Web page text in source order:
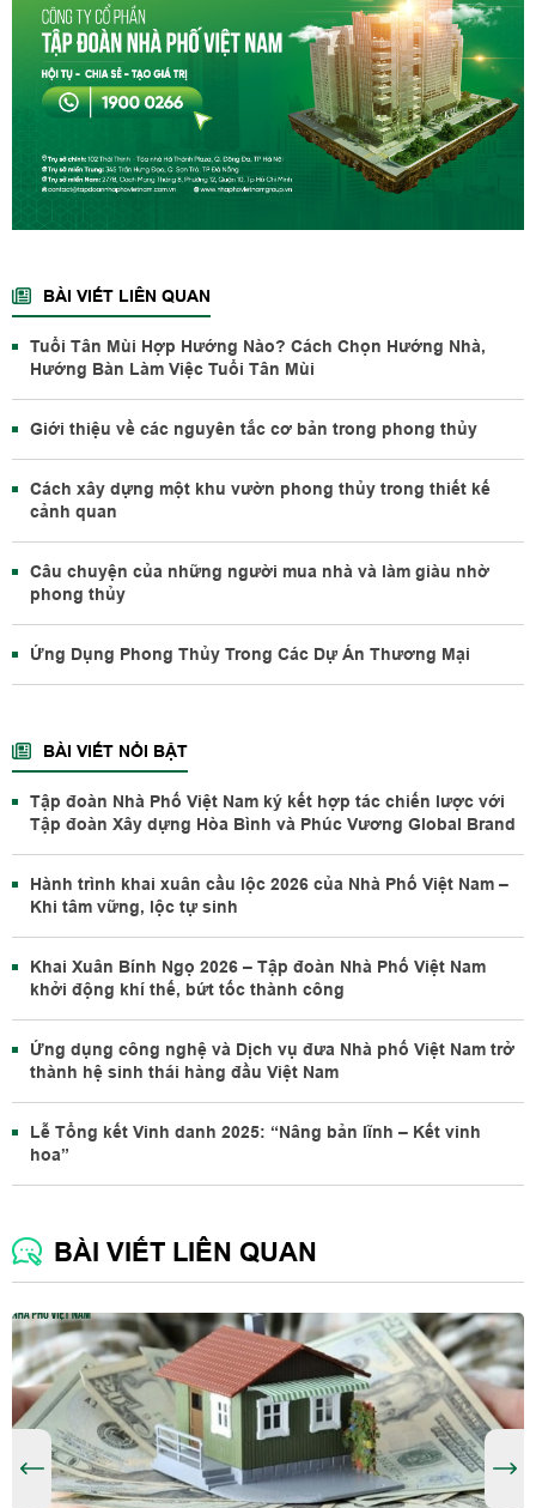
BÀI VIẾT LIÊN QUAN
Tuổi Tân Mùi Hợp Hướng Nào? Cách Chọn Hướng Nhà,
Hướng Bàn Làm Việc Tuổi Tân Mùi
Giới thiệu về các nguyên tắc cơ bản trong phong thủy
Cách xây dựng một khu vườn phong thủy trong thiết kế
cảnh quan
Câu chuyện của những người mua nhà và làm giàu nhờ
phong thủy
Ứng Dụng Phong Thủy Trong Các Dự Án Thương Mại
BÀI VIẾT NỔI BẬT
Tập đoàn Nhà Phố Việt Nam ký kết hợp tác chiến lược với
Tập đoàn Xây dựng Hòa Bình và Phúc Vương Global Brand
Hành trình khai xuân cầu lộc 2026 của Nhà Phố Việt Nam –
Khi tâm vững, lộc tự sinh
Khai Xuân Bính Ngọ 2026 – Tập đoàn Nhà Phố Việt Nam
khởi động khí thế, bứt tốc thành công
Ứng dụng công nghệ và Dịch vụ đưa Nhà phố Việt Nam trở
thành hệ sinh thái hàng đầu Việt Nam
Lễ Tổng kết Vinh danh 2025: “Nâng bản lĩnh – Kết vinh
hoa”
BÀI VIẾT LIÊN QUAN